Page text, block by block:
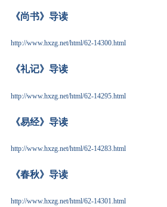
《尚书》导读
http://www.hxzg.net/html/62-14300.html
《礼记》导读
http://www.hxzg.net/html/62-14295.html
《易经》导读
http://www.hxzg.net/html/62-14283.html
《春秋》导读
http://www.hxzg.net/html/62-14301.html